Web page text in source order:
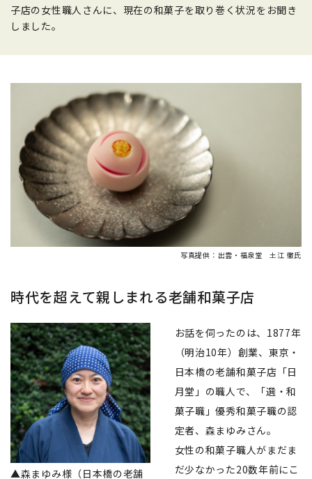
子店の女性職人さんに、現在の和菓子を取り巻く状況をお聞き
しました。
写真提供：出雲・福泉堂 土江 徹氏
時代を超えて親しまれる老舗和菓子店
▲森まゆみ様（日本橋の老舗
お話を伺ったのは、1877年
（明治10年）創業、東京・
日本橋の老舗和菓子店「日
月堂」の職人で、「選・和
菓子職」優秀和菓子職の認
定者、森まゆみさん。
女性の和菓子職人がまだま
だ少なかった20数年前にこ